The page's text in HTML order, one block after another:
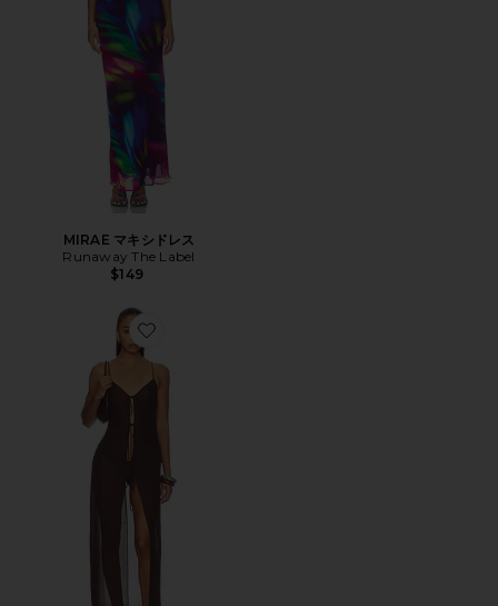
MIRAE マキシドレス
Runaway The Label
$149
Favorite DUNE MAXI ドレス